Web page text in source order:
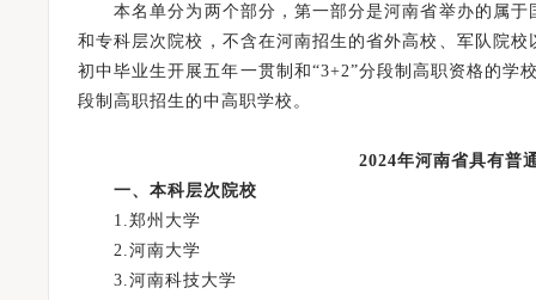
本名单分为两个部分，第一部分是河南省举办的属于
和专科层次院校，不含在河南招生的省外高校、军队院
初中毕业生开展五年一贯制和“3+2”分段制高职资格的学
段制高职招生的中高职学校。
2024年河南省具有普
一、本科层次院校
1.郑州大学
2.河南大学
3.河南科技大学